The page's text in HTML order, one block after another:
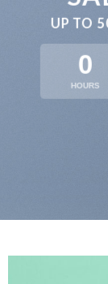
UP TO
0
HOURS